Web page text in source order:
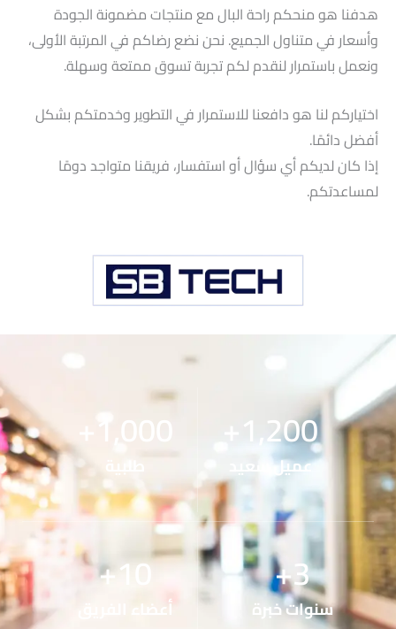
هدفنا هو منحكم راحة البال مع منتجات مضمونة الجودة
وأسعار في متناول الجميع. نحن نضع رضاكم في المرتبة الأولى،
ونعمل باستمرار لنقدم لكم تجربة تسوق ممتعة وسهلة.
اختياركم لنا هو دافعنا للاستمرار في التطوير وخدمتكم بشكل
أفضل دائمًا.
إذا كان لديكم أي سؤال أو استفسار، فريقنا متواجد دومًا
لمساعدتكم.
عميل سعيد
1,200
+
طلبية
1,000
+
سنوات خبرة
3
+
أعضاء الفريق
10
+